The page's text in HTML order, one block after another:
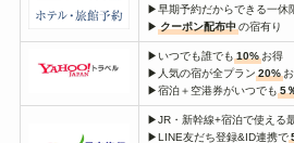
▶早期予約だからできる一休
▶クーポン配布中の宿有り
▶いつでも誰でも10%お得
▶人気の宿が全プラン20%
▶宿泊＋空港券がいつでも5
▶JR・新幹線+宿泊で使える
▶LINE友だち登録&ID連携で